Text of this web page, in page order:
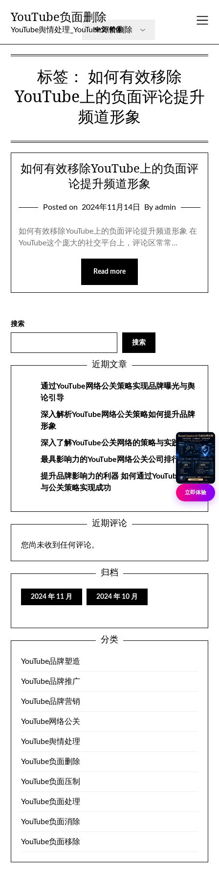
content
YouTube负面删除
YouTube舆情处理_YouTube评价删除
标签： 如何有效移除
YouTube上的负面评论提升
频道形象
如何有效移除YouTube上的负面评
论提升频道形象
Posted on 2024年11月14日 By admin
如何有效移除YouTube上的负面评论提升频道形象 在
YouTube这个庞大的社交平台上，评论区常常…
Read more
搜索
搜索
近期文章
通过YouTube网络公关策略实现品牌曝光与舆
论引导
深入解析YouTube网络公关策略如何提升品牌
形象
深入了解YouTube公关网络的策略与实践
最具影响力的YouTube网络公关公司排行榜
提升品牌影响力的利器 如何通过YouTube网络
与公关策略实现成功
近期评论
您尚未收到任何评论。
归档
2024 年 11 月 2024 年 10 月
分类
YouTube品牌塑造
YouTube品牌推广
YouTube品牌营销
YouTube网络公关
YouTube舆情处理
YouTube负面删除
YouTube负面压制
YouTube负面处理
YouTube负面消除
YouTube负面移除
立即体验